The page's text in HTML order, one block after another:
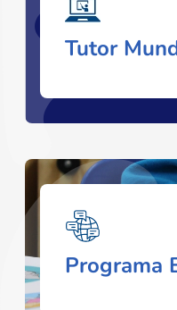
Tutor
Programa